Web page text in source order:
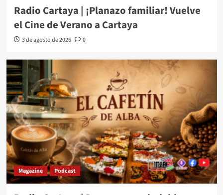
Radio Cartaya | ¡Planazo familiar! Vuelve
el Cine de Verano a Cartaya
3 de agosto de 2026 0
Magazine Podcast